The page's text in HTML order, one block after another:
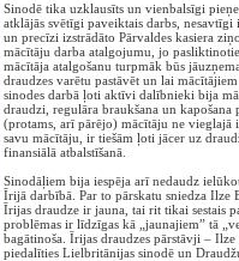
Sinodē tika uzklausīts un vienbalsīgi
atklājās svētīgi paveiktais darbs,
un precīzi izstrādāto Pārvaldes kasiera
mācītāju darba atalgojumu, jo
mācītāja atalgošanu turpmāk būs
draudzes varētu pastāvēt un lai
sinodes darbā ļoti aktīvi dalībnieki bija
draudzi, regulāra braukšana un kapošana
(protams, arī pārējo) mācītāju ne vieglajā
savu mācītāju, ir tiešām ļoti jācer uz
finansiālā atbalstīšanā.
Sinodāļiem bija iespēja arī nedaudz
Īrijā darbībā. Par to pārskatu sniedza Ilze
Īrijas draudze ir jauna, tai rit tikai sestais
problēmas ir līdzīgas kā „jaunajiem” tā
bagātinoša. Īrijas draudzes pārstāvji –
piedalīties Lielbritānijas sinodē un